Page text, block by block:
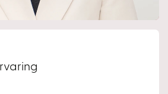
het bod direct toegevoegd aan het
aan de verplichting van het